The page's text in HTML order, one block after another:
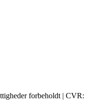
forbeholdt | CVR: